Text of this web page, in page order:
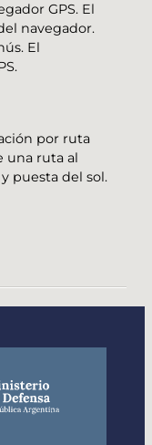
GPS. El
navegador.
El
por ruta
una ruta al
puesta del sol.